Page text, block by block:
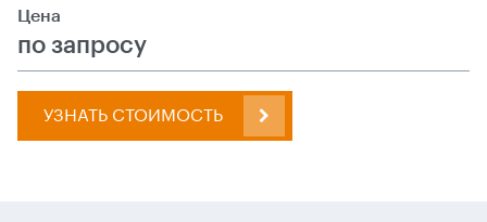
Цена
по запросу
УЗНАТЬ СТОИМОСТЬ